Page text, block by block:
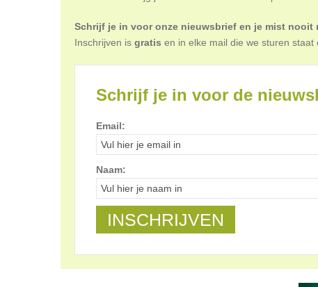
Schrijf je in voor onze nieuwsbrief en je mist nooit
Inschrijven is gratis en in elke mail die we sturen
Schrijf je in voor de
Email:
Naam: